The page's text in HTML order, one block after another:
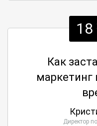
18
Как
маркетинг
Директор